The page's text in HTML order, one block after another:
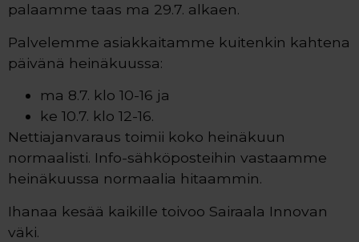
palaamme taas ma 29.7. alkaen.
Palvelemme asiakkaitamme kuitenkin kahtena
päivänä heinäkuussa:
ma 8.7. klo 10-16 ja
ke 10.7. klo 12-16.
Nettiajanvaraus toimii koko heinäkuun
normaalisti. Info-sähköposteihin vastaamme
heinäkuussa normaalia hitaammin.
Ihanaa kesää kaikille toivoo Sairaala Innovan
väki.